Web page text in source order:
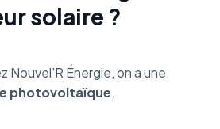
solaire ?
Nouvel'R Énergie, on a une
photovoltaïque.